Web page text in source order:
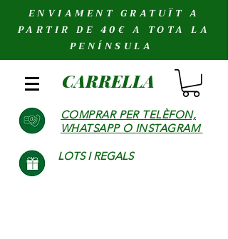
ENVIAMENT GRATUÏT A
PARTIR DE 40€ A TOTA LA
PENÍNSULA
CARRELLA
COMPRAR PER TELÈFON,
WHATSAPP O INSTAGRAM
LOTS I REGALS